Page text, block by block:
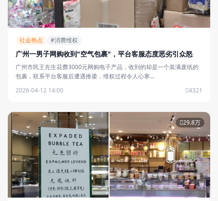
社会热点 #消费维权
广州一男子网购收到"空气包裹"，平台客服态度恶劣引众怒
广州市民王先生花费3000元网购电子产品，收到的却是一个装满废纸的
包裹，联系平台客服后遭遇推诿，维权过程令人心寒...
2026-04-12 14:00
4321
29.8万